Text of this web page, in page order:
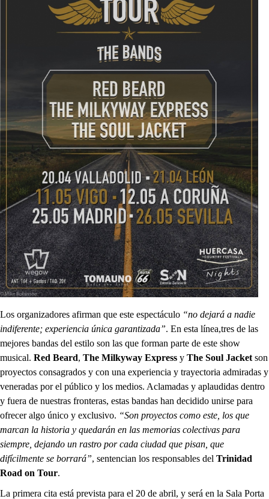
Los organizadores afirman que este espectáculo “no dejará a nadie
indiferente; experiencia única garantizada”. En esta línea,tres de las
mejores bandas del estilo son las que forman parte de este show
musical. Red Beard, The Milkyway Express y The Soul Jacket son
proyectos consagrados y con una experiencia y trayectoria admiradas y
veneradas por el público y los medios. Aclamadas y aplaudidas dentro
y fuera de nuestras fronteras, estas bandas han decidido unirse para
ofrecer algo único y exclusivo. “Son proyectos como este, los que
marcan la historia y quedarán en las memorias colectivas para
siempre, dejando un rastro por cada ciudad que pisan, que
difícilmente se borrará”, sentencian los responsables del Trinidad
Road on Tour.
La primera cita está prevista para el 20 de abril, y será en la Sala Porta